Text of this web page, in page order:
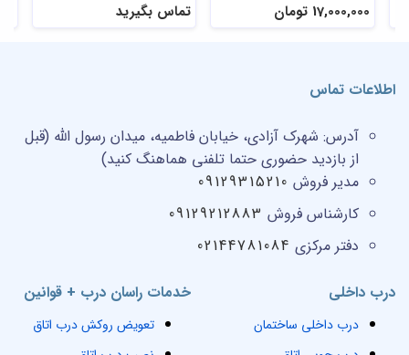
تماس بگیرید 17,000,000 تومان
خدمات راسان درب + قوانین
تعویض روکش درب اتاق
درب داخلی
درب داخلی ساختمان
اطلاعات تماس
آدرس: شهرک آزادی، خیابان فاطمیه، میدان رسول الله (قبل
از بازدید حضوری حتما تلفنی هماهنگ کنید)
مدیر فروش 09129315210
کارشناس فروش 09129212883
دفتر مرکزی 02144781084